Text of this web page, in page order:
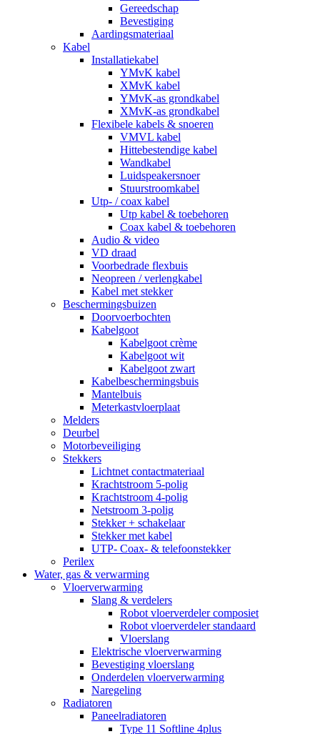
Gereedschap
Bevestiging
Aardingsmateriaal
Kabel
Installatiekabel
YMvK kabel
XMvK kabel
YMvK-as grondkabel
XMvK-as grondkabel
Flexibele kabels & snoeren
VMVL kabel
Hittebestendige kabel
Wandkabel
Luidspeakersnoer
Stuurstroomkabel
Utp- / coax kabel
Utp kabel & toebehoren
Coax kabel & toebehoren
Audio & video
VD draad
Voorbedrade flexbuis
Neopreen / verlengkabel
Kabel met stekker
Beschermingsbuizen
Doorvoerbochten
Kabelgoot
Kabelgoot crème
Kabelgoot wit
Kabelgoot zwart
Kabelbeschermingsbuis
Mantelbuis
Meterkastvloerplaat
Melders
Deurbel
Motorbeveiliging
Stekkers
Lichtnet contactmateriaal
Krachtstroom 5-polig
Krachtstroom 4-polig
Netstroom 3-polig
Stekker + schakelaar
Stekker met kabel
UTP- Coax- & telefoonstekker
Perilex
Water, gas & verwarming
Vloerverwarming
Slang & verdelers
Robot vloerverdeler composiet
Robot vloerverdeler standaard
Vloerslang
Elektrische vloerverwarming
Bevestiging vloerslang
Onderdelen vloerverwarming
Naregeling
Radiatoren
Paneelradiatoren
Type 11 Softline 4plus